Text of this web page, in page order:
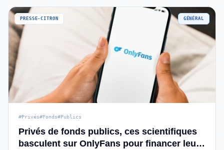
PRESSE-CITRON GÉNÉRAL
#Privés#Fonds#Publics
Privés de fonds publics, ces scientifiques
basculent sur OnlyFans pour financer leurs